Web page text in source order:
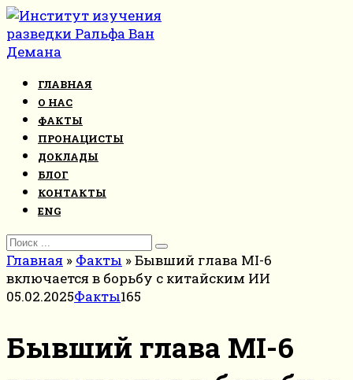
Перейти
к
контенту
ГЛАВНАЯ
О НАС
ФАКТЫ
ПРОНАЦИСТЫ
ДОКЛАДЫ
БЛОГ
КОНТАКТЫ
ENG
Search
for:
Главная » Факты »Бывший глава MI-6
включается в борьбу с китайским ИИ
05.02.2025Факты165
Бывший глава MI-6